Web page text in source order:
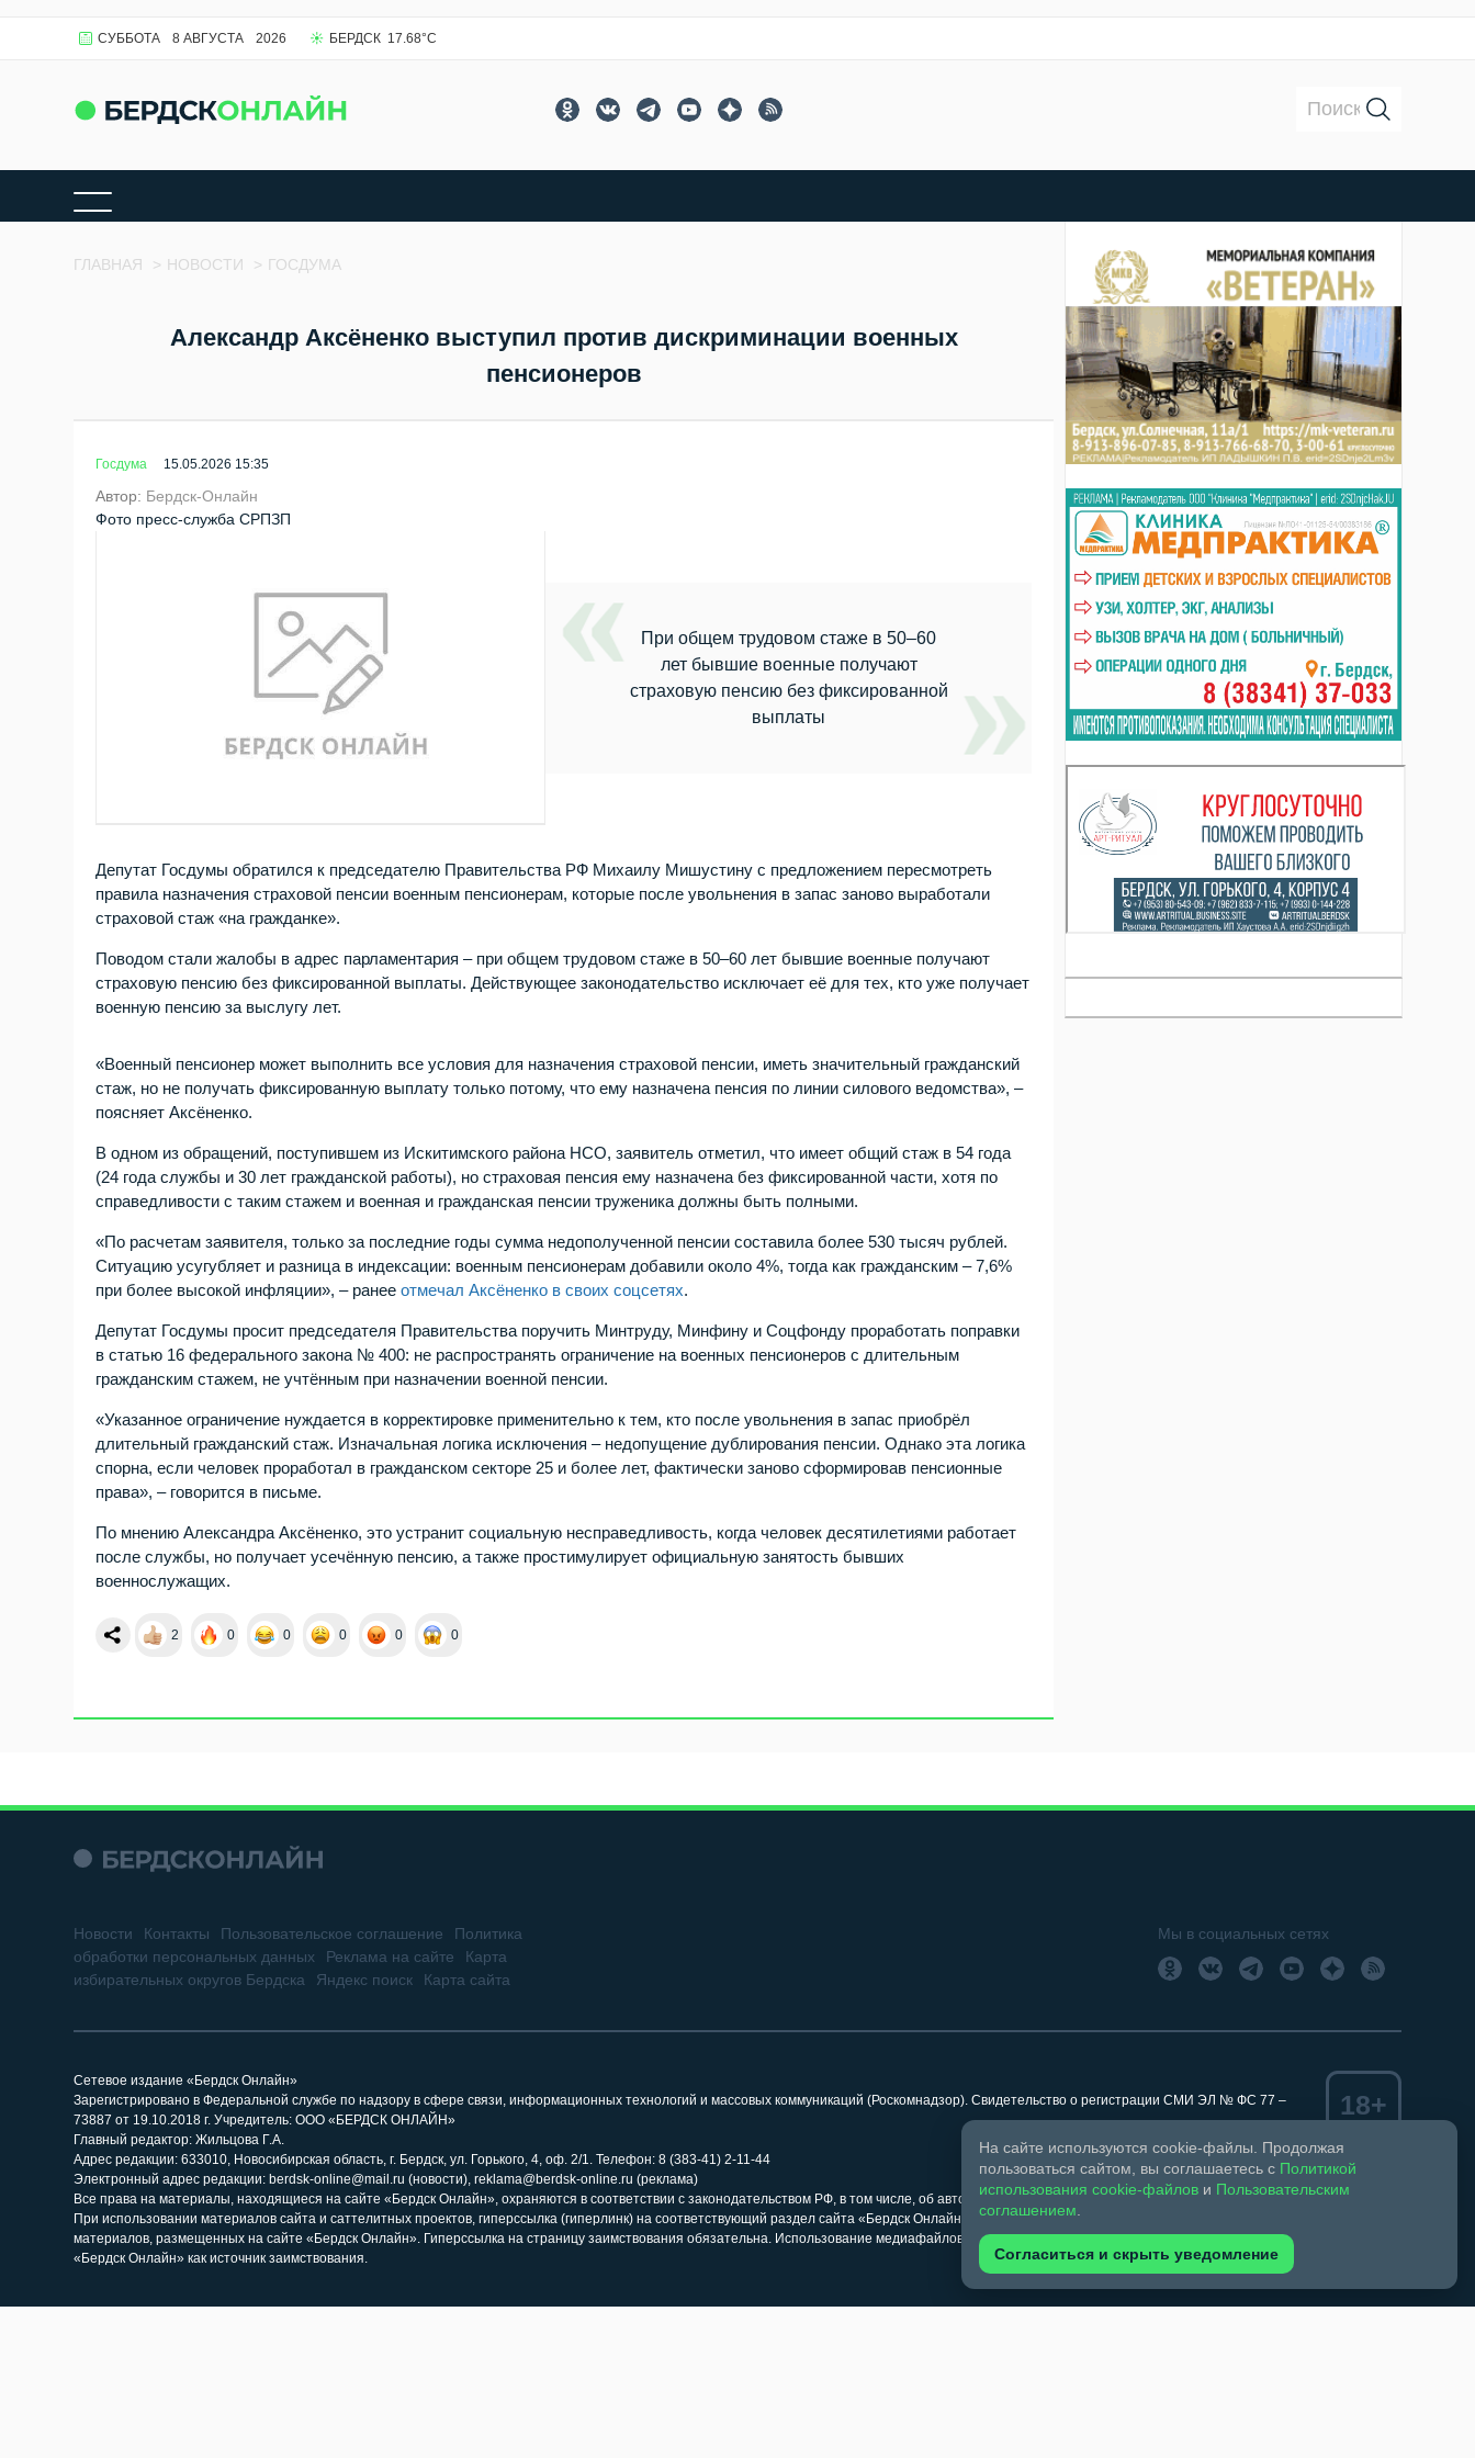
СУББОТА 8 АВГУСТА 2026 БЕРДСК 17.68°C
ГЛАВНАЯ > НОВОСТИ > ГОСДУМА
Александр Аксёненко выступил против дискриминации военных
пенсионеров
Госдума 15.05.2026 15:35
Автор: Бердск-Онлайн
Фото пресс-служба СРПЗП
При общем трудовом стаже в 50–60
лет бывшие военные получают
страховую пенсию без фиксированной
выплаты
Депутат Госдумы обратился к председателю Правительства РФ Михаилу Мишустину с предложением пересмотреть
правила назначения страховой пенсии военным пенсионерам, которые после увольнения в запас заново выработали
страховой стаж «на гражданке».
Поводом стали жалобы в адрес парламентария – при общем трудовом стаже в 50–60 лет бывшие военные получают
страховую пенсию без фиксированной выплаты. Действующее законодательство исключает её для тех, кто уже получает
военную пенсию за выслугу лет.
«Военный пенсионер может выполнить все условия для назначения страховой пенсии, иметь значительный гражданский
стаж, но не получать фиксированную выплату только потому, что ему назначена пенсия по линии силового ведомства», –
поясняет Аксёненко.
В одном из обращений, поступившем из Искитимского района НСО, заявитель отметил, что имеет общий стаж в 54 года
(24 года службы и 30 лет гражданской работы), но страховая пенсия ему назначена без фиксированной части, хотя по
справедливости с таким стажем и военная и гражданская пенсии труженика должны быть полными.
«По расчетам заявителя, только за последние годы сумма недополученной пенсии составила более 530 тысяч рублей.
Ситуацию усугубляет и разница в индексации: военным пенсионерам добавили около 4%, тогда как гражданским – 7,6%
при более высокой инфляции», – ранееотмечал Аксёненко в своих соцсетях.
Депутат Госдумы просит председателя Правительства поручить Минтруду, Минфину и Соцфонду проработать поправки
в статью 16 федерального закона № 400: не распространять ограничение на военных пенсионеров с длительным
гражданским стажем, не учтённым при назначении военной пенсии.
«Указанное ограничение нуждается в корректировке применительно к тем, кто после увольнения в запас приобрёл
длительный гражданский стаж. Изначальная логика исключения – недопущение дублирования пенсии. Однако эта логика
спорна, если человек проработал в гражданском секторе 25 и более лет, фактически заново сформировав пенсионные
права», – говорится в письме.
По мнению Александра Аксёненко, это устранит социальную несправедливость, когда человек десятилетиями работает
после службы, но получает усечённую пенсию, а также простимулирует официальную занятость бывших
военнослужащих.
2 0 0 0 0 0
Новости Контакты Пользовательское соглашение
Политика
обработки персональных данных
Реклама на сайте
Карта
избирательных округов Бердска
Яндекс поиск Карта сайта
Мы в социальных сетях
Сетевое издание «Бердск Онлайн»
Зарегистрировано в Федеральной службе по надзору в сфере связи, информационных технологий и массовых коммуникаций (Роскомнадзор). Свидетельство о регистрации СМИ ЭЛ № ФС 77 –
73887 от 19.10.2018 г. Учредитель: ООО «БЕРДСК ОНЛАЙН»
Главный редактор: Жильцова Г.А.
Адрес редакции: 633010, Новосибирская область, г. Бердск, ул. Горького, 4, оф. 2/1. Телефон: 8 (383-41) 2-11-44
Электронный адрес редакции: berdsk-online@mail.ru (новости), reklama@berdsk-online.ru (реклама)
Все права на материалы, находящиеся на сайте «Бердск Онлайн», охраняются в соответствии с законодательством РФ, в том числе, об авторском праве и смежных правах.
При использовании материалов сайта и саттелитных проектов, гиперссылка (гиперлинк) на соответствующий раздел сайта «Бердск Онлайн» обязательна. Запрещается перепечатка более 30%
материалов, размещенных на сайте «Бердск Онлайн». Гиперссылка на страницу заимствования обязательна. Использование медиафайлов разрешено при указании автора фото и ссылки на
«Бердск Онлайн» как источник заимствования.
18+
На сайте используются cookie-файлы. Продолжая
пользоваться сайтом, вы соглашаетесь с Политикой
использования cookie-файлов и Пользовательским
соглашением
Согласиться и скрыть уведомление